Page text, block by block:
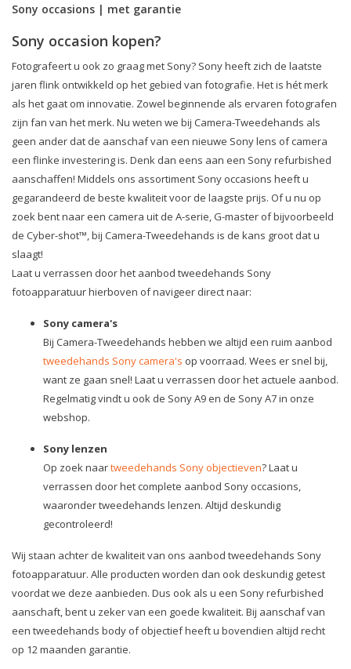
Sony occasions | met garantie
Sony occasion kopen?
Fotografeert u ook zo graag met Sony? Sony heeft zich de laatste
jaren flink ontwikkeld op het gebied van fotografie. Het is hét merk
als het gaat om innovatie. Zowel beginnende als ervaren fotografen
zijn fan van het merk. Nu weten we bij Camera-Tweedehands als
geen ander dat de aanschaf van een nieuwe Sony lens of camera
een flinke investering is. Denk dan eens aan een Sony refurbished
aanschaffen! Middels ons assortiment Sony occasions heeft u
gegarandeerd de beste kwaliteit voor de laagste prijs. Of u nu op
zoek bent naar een camera uit de A-serie, G-master of bijvoorbeeld
de Cyber-shot™, bij Camera-Tweedehands is de kans groot dat u
slaagt!
Laat u verrassen door het aanbod tweedehands Sony
fotoapparatuur hierboven of navigeer direct naar:
Sony camera's
Bij Camera-Tweedehands hebben we altijd een ruim aanbod
tweedehands Sony camera's op voorraad. Wees er snel bij,
want ze gaan snel! Laat u verrassen door het actuele aanbod.
Regelmatig vindt u ook de Sony A9 en de Sony A7 in onze
webshop.
Sony lenzen
Op zoek naartweedehands Sony objectieven? Laat u
verrassen door het complete aanbod Sony occasions,
waaronder tweedehands lenzen. Altijd deskundig
gecontroleerd!
Wij staan achter de kwaliteit van ons aanbod tweedehands Sony
fotoapparatuur. Alle producten worden dan ook deskundig getest
voordat we deze aanbieden. Dus ook als u een Sony refurbished
aanschaft, bent u zeker van een goede kwaliteit. Bij aanschaf van
een tweedehands body of objectief heeft u bovendien altijd recht
op 12 maanden garantie.